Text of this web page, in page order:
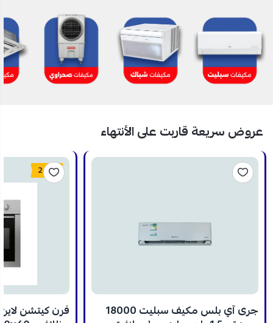
عروض سريعة قاربت على الأنتهاء
جرى آي بلس مكيف سبليت 18000
24%